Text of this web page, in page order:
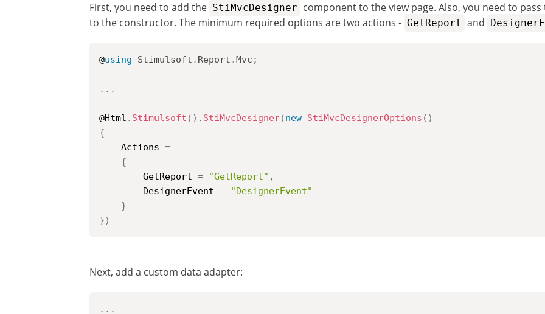
First, you need to add the StiMvcDesigner component to the view page. Also, you need to
to the constructor. The minimum required options are two actions - GetReport and
@using Stimulsoft . Report .Mvc ;
.. .
@Html . Stimulsoft ( ) . StiMvcDesigner(new StiMvcDesignerOptions ( )
{
    Actions
=
{
        GetReport
= "GetReport" ,
        DesignerEvent
=
"DesignerEvent"
}
})
Next, add a custom data adapter:
.. .